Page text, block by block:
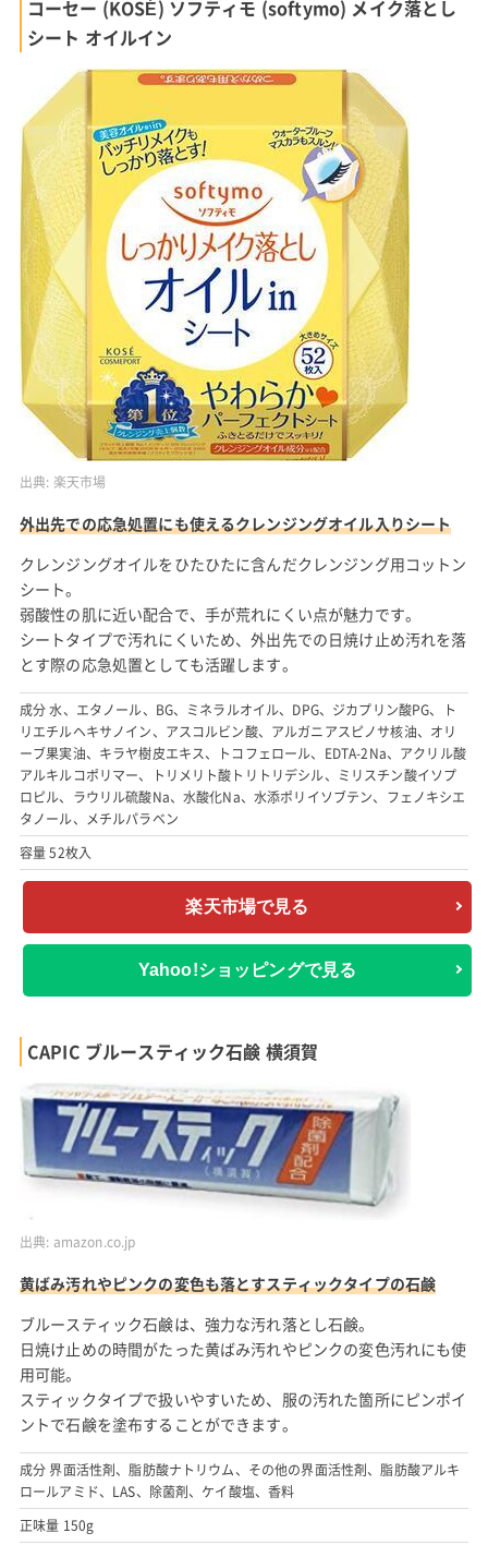
コーセー (KOSÉ) ソフティモ (softymo) メイク落とし
シート オイルイン
出典: 楽天市場
外出先での応急処置にも使えるクレンジングオイル入りシート
クレンジングオイルをひたひたに含んだクレンジング用コットン
シート。
弱酸性の肌に近い配合で、手が荒れにくい点が魅力です。
シートタイプで汚れにくいため、外出先での日焼け止め汚れを落
とす際の応急処置としても活躍します。
成分 水、エタノール、BG、ミネラルオイル、DPG、ジカプリン酸PG、ト
リエチルヘキサノイン、アスコルビン酸、アルガニアスピノサ核油、オリ
ーブ果実油、キラヤ樹皮エキス、トコフェロール、EDTA-2Na、アクリル酸
アルキルコポリマー、トリメリト酸トリトリデシル、ミリスチン酸イソプ
ロピル、ラウリル硫酸Na、水酸化Na、水添ポリイソブテン、フェノキシエ
タノール、メチルパラベン
容量 52枚入
楽天市場で見る
Yahoo!ショッピングで見る
CAPIC ブルースティック石鹸 横須賀
出典: amazon.co.jp
黄ばみ汚れやピンクの変色も落とすスティックタイプの石鹸
ブルースティック石鹸は、強力な汚れ落とし石鹸。
日焼け止めの時間がたった黄ばみ汚れやピンクの変色汚れにも使
用可能。
スティックタイプで扱いやすいため、服の汚れた箇所にピンポイ
ントで石鹸を塗布することができます。
成分 界面活性剤、脂肪酸ナトリウム、その他の界面活性剤、脂肪酸アルキ
ロールアミド、LAS、除菌剤、ケイ酸塩、香料
正味量 150g